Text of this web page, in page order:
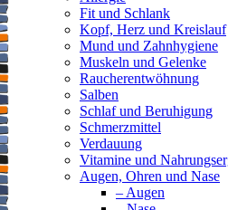
Fit und Schlank
Kopf, Herz und Kreislauf
Mund und Zahnhygiene
Muskeln und Gelenke
Raucherentwöhnung
Salben
Schlaf und Beruhigung
Schmerzmittel
Verdauung
Vitamine und
Augen, Ohren und Nase
– Augen